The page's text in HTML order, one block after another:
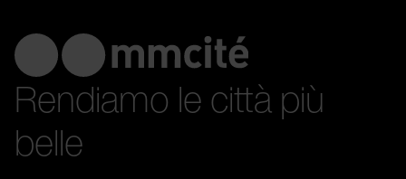
Rendiamo le città più
belle